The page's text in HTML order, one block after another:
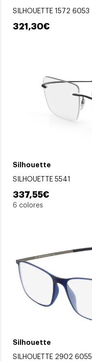
SILHOUETTE 1572 6053
321,30€
Silhouette
SILHOUETTE 5541
337,55€
6 colores
Silhouette
SILHOUETTE 2902 6055